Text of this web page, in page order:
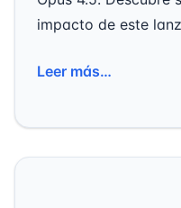
impacto de este
Leer más…